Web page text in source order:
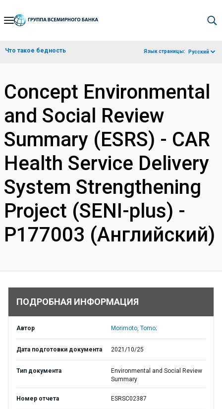
Skip
Navigation
Что такое бедность Язык страницы: Русский
Concept Environmental
and Social Review
Summary (ESRS) - CAR
Health Service Delivery
System Strengthening
Project (SENI-plus) -
P177003 (Английский)
ПОДРОБНАЯ ИНФОРМАЦИЯ
Автор Morimoto, Tomo;
Дата подготовки документа 2021/10/25
Тип документа
Environmental and Social Review
Summary
Номер отчета ESRSC02387